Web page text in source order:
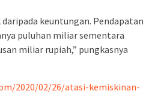
keuntungan. Pendapatan
puluhan miliar sementara
miliar rupiah,” pungkasnya
2020/02/26/atasi-kemiskinan-